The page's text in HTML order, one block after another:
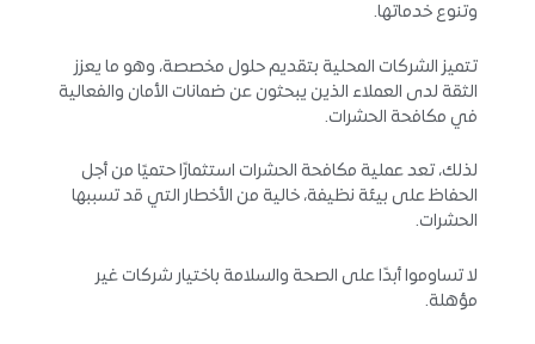
وتنوع خدماتها.
تتميز الشركات المحلية بتقديم حلول مخصصة، وهو ما يعزز
الثقة لدى العملاء الذين يبحثون عن ضمانات الأمان والفعالية
في مكافحة الحشرات.
لذلك، تعد عملية مكافحة الحشرات استثمارًا حتميًا من أجل
الحفاظ على بيئة نظيفة، خالية من الأخطار التي قد تسببها
الحشرات.
لا تساوموا أبدًا على الصحة والسلامة باختيار شركات غير
مؤهلة.